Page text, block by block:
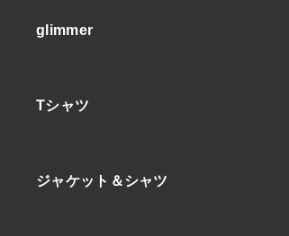
glimmer
Tシャツ
ジャケット＆シャツ